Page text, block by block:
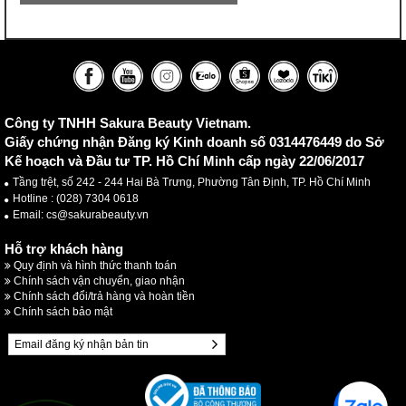
Tranexamic Acid được biết đến với khả năng làm giảm các
đốm nâu, làm mờ các vết thâm mụn và sự hình thành các
đốm nâu do tác động từ môi trường và các tia UV từ mặt trời.
Tranexamic Acid ngoài khả năng ức chế tổng hợp các sắc tố,
giảm sắc tố và ức chế Tyrosine còn có khả năng kháng viêm
mờ sạm nám tàn nhang đầy lý tưởng khi vừa có khả năng
làm trắng nhẹ nhàng xóa mờ thâm nám nhưng vẫn lành tính
thân thiện với làn da, lý do này khiến cho Sakura Beauty cho
Tranexamic Acid là 1 trong 2 thành phần quan trọng trong bộ
Công ty TNHH Sakura Beauty Vietnam.
Giấy chứng nhận Đăng ký Kinh doanh số 0314476449 do Sở
Kế hoạch và Đầu tư TP. Hồ Chí Minh cấp ngày 22/06/2017
Tầng trệt, số 242 - 244 Hai Bà Trưng, Phường Tân Định, TP. Hồ Chí Minh
Hotline : (028) 7304 0618
Email: cs@sakurabeauty.vn
Hỗ trợ khách hàng
Quy định và hình thức thanh toán
Chính sách vận chuyển, giao nhận
Chính sách đổi/trả hàng và hoàn tiền
Chính sách bảo mật